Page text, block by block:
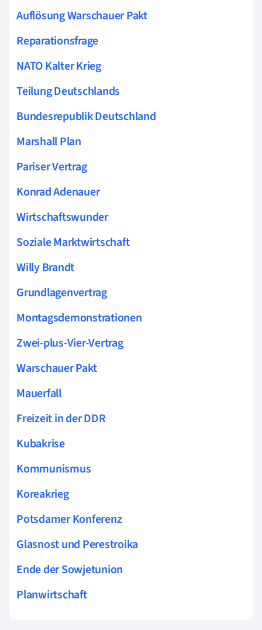
Auflösung Warschauer Pakt
Reparationsfrage
NATO Kalter Krieg
Teilung Deutschlands
Bundesrepublik Deutschland
Marshall Plan
Pariser Vertrag
Konrad Adenauer
Wirtschaftswunder
Soziale Marktwirtschaft
Willy Brandt
Grundlagenvertrag
Montagsdemonstrationen
Zwei-plus-Vier-Vertrag
Warschauer Pakt
Mauerfall
Freizeit in der DDR
Kubakrise
Kommunismus
Koreakrieg
Potsdamer Konferenz
Glasnost und Perestroika
Ende der Sowjetunion
Planwirtschaft